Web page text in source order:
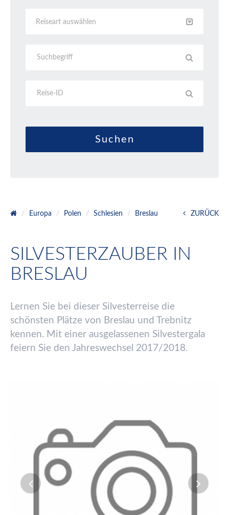
Reiseart auswählen
Europa Polen Schlesien Breslau ZURÜCK
SILVESTERZAUBER IN
BRESLAU
Lernen Sie bei dieser Silvesterreise die
schönsten Plätze von Breslau und Trebnitz
kennen. Mit einer ausgelassenen Silvestergala
feiern Sie den Jahreswechsel 2017/2018.